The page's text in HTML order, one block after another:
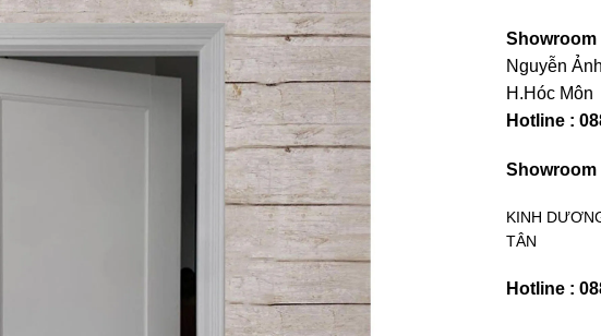
Showroom
Nguyễn
H.Hóc Môn
Hotline :
Showroom
KINH
TÂN
Hotline :